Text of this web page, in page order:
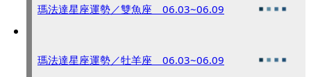
瑪法達星座運勢／雙魚座 06.03~06.09
瑪法達星座運勢／牡羊座 06.03~06.09